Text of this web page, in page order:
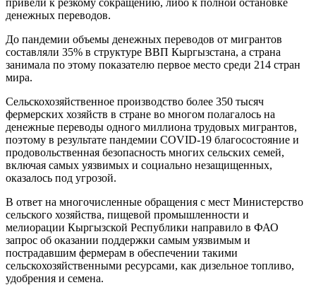
денежных переводов.
До пандемии объемы денежных переводов от мигрантов
составляли 35% в структуре ВВП Кыргызстана, а страна
занимала по этому показателю первое место среди 214 стран
мира.
Сельскохозяйственное производство более 350 тысяч
фермерских хозяйств в стране во многом полагалось на
денежные переводы одного миллиона трудовых мигрантов,
поэтому в результате пандемии COVID-19 благосостояние и
продовольственная безопасность многих сельских семей,
включая самых уязвимых и социально незащищенных,
оказалось под угрозой.
В ответ на многочисленные обращения с мест Министерство
сельского хозяйства, пищевой промышленности и
мелиорации Кыргызской Республики направило в ФАО
запрос об оказании поддержки самым уязвимым и
пострадавшим фермерам в обеспечении такими
сельскохозяйственными ресурсами, как дизельное топливо,
удобрения и семена.